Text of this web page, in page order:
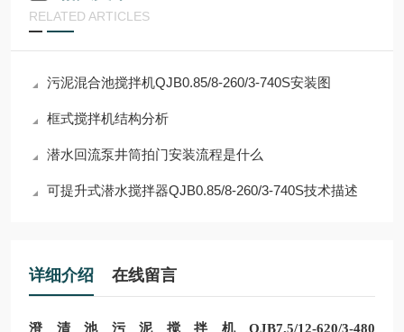
RELATED ARTICLES
污泥混合池搅拌机QJB0.85/8-260/3-740S安装图
框式搅拌机结构分析
潜水回流泵井筒拍门安装流程是什么
可提升式潜水搅拌器QJB0.85/8-260/3-740S技术描述
详细介绍 在线留言
澄清池污泥搅拌机QJB7.5/12-620/3-480